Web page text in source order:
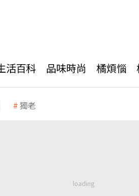
活百科 品味時尚 橘煩惱
獨老